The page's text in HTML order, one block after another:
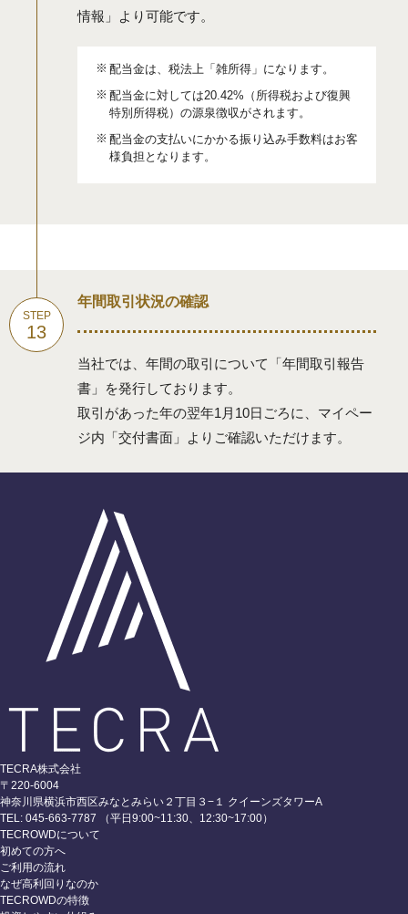
情報」より可能です。
配当金は、税法上「雑所得」になります。
配当金に対しては20.42%（所得税および復興
特別所得税）の源泉徴収がされます。
配当金の支払いにかかる振り込み手数料はお客
様負担となります。
年間取引状況の確認
当社では、年間の取引について「年間取引報告
書」を発行しております。
取引があった年の翌年1月10日ごろに、マイペー
ジ内「交付書面」よりご確認いただけます。
TECRA株式会社
〒220-6004
神奈川県横浜市西区みなとみらい２丁目３−１ クイーンズタワーA
TEL: 045-663-7787 （平日9:00~11:30、12:30~17:00）
TECROWDについて
初めての方へ
ご利用の流れ
なぜ高利回りなのか
TECROWDの特徴